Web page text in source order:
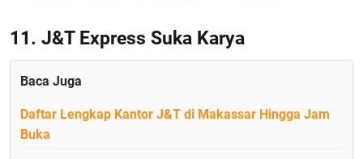
11. J&T Express Suka Karya
Baca Juga
Daftar Lengkap Kantor J&T di Makassar Hingga Jam
Buka